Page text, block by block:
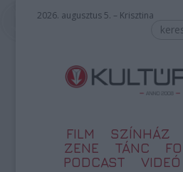
2026. augusztus 5. – Krisztina
FILM SZÍNHÁZ
ZENE
TÁNC
PODCAST
VIDEÓ